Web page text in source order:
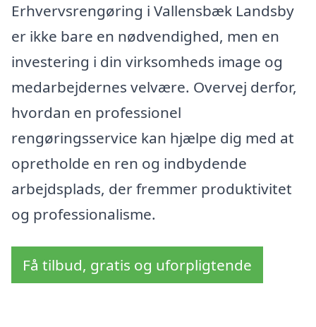
Erhvervsrengøring i Vallensbæk Landsby
er ikke bare en nødvendighed, men en
investering i din virksomheds image og
medarbejdernes velvære. Overvej derfor,
hvordan en professionel
rengøringsservice kan hjælpe dig med at
opretholde en ren og indbydende
arbejdsplads, der fremmer produktivitet
og professionalisme.
Få tilbud, gratis og uforpligtende